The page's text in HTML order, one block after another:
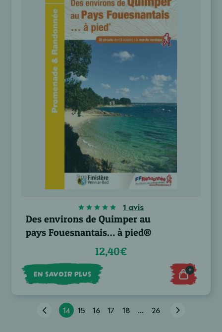
1 avis
Des environs de Quimper au
pays Fouesnantais… à pied®
12,40€
EN SAVOIR PLUS +
14 15 16 17 18 ... 26